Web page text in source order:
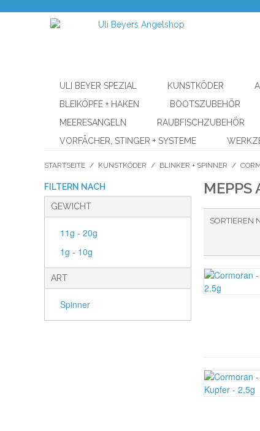
ULI BEYER SPEZIAL KUNSTKÖDER
BLEIKÖPFE + HAKEN
BOOTSZUBEHÖR
MEERESANGELN
RAUBFISCHZUBEHÖR
VORFÄCHER, STINGER + SYSTEME
STARTSEITE / KUNSTKÖDER / BLINKER + SPINNER /
FILTERN NACH
GEWICHT
11g - 20g
1g - 10g
ART
Spinner
MEPPS
SORTIEREN